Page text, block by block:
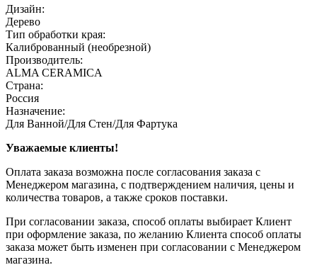
Дизайн:
Дерево
Тип обработки края:
Калиброванный (необрезной)
Производитель:
ALMA CERAMICA
Страна:
Россия
Назначение:
Для Ванной/Для Стен/Для Фартука
Уважаемые клиенты!
Оплата заказа возможна после согласования заказа с
Менеджером магазина, с подтверждением наличия, цены и
количества товаров, а также сроков поставки.
При согласовании заказа, способ оплаты выбирает Клиент
при оформление заказа, по желанию Клиента способ оплаты
заказа может быть изменен при согласовании с Менеджером
магазина.